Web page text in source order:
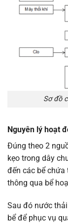
Sơ đồ
Nguyên lý hoạt
Đúng theo 2
kẹo trong dây
đến các bể
thông qua bể
Sau đó nước
bể để phục vụ